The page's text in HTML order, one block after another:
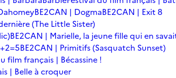
BE2CAN | DogmaBE2CAN | Exit 8
(The Little Sister)
BE2CAN | Marielle, la jeune fille qui en
BE2CAN | Primitifs (Sasquatch Sunset)
film français | Bécassine !
| Belle à croquer